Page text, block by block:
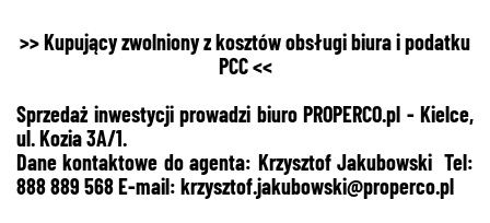
>> Kupujący zwolniony z kosztów obsługi biura i podatku
PCC <<
Sprzedaż inwestycji prowadzi biuro PROPERCO.pl - Kielce,
ul. Kozia 3A/1.
Dane kontaktowe do agenta: Krzysztof Jakubowski Tel:
888 889 568 E-mail: krzysztof.jakubowski@properco.pl